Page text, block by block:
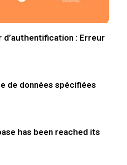
d’authentification : Erreur
de données spécifiées
has been reached its